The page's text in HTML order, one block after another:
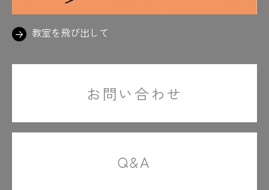
教室を飛び出して
お問い合わせ
Q&A